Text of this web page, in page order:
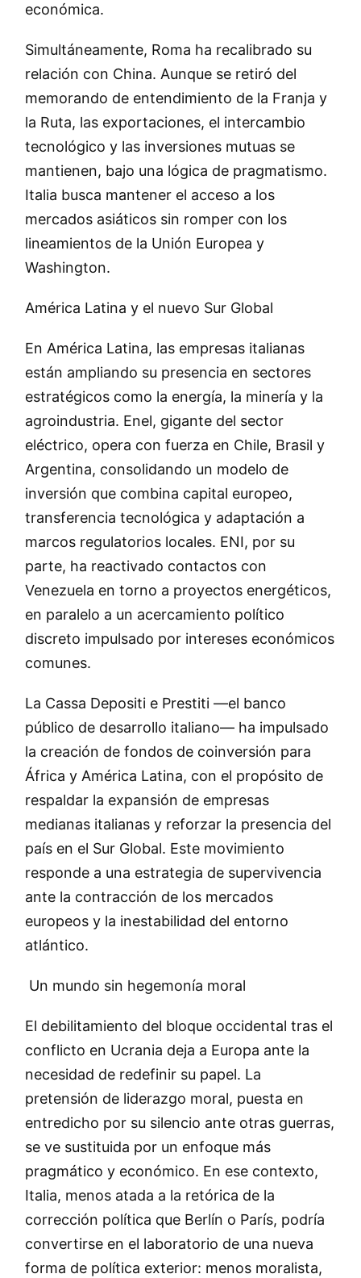
económica.
Simultáneamente, Roma ha recalibrado su
relación con China. Aunque se retiró del
memorando de entendimiento de la Franja y
la Ruta, las exportaciones, el intercambio
tecnológico y las inversiones mutuas se
mantienen, bajo una lógica de pragmatismo.
Italia busca mantener el acceso a los
mercados asiáticos sin romper con los
lineamientos de la Unión Europea y
Washington.
América Latina y el nuevo Sur Global
En América Latina, las empresas italianas
están ampliando su presencia en sectores
estratégicos como la energía, la minería y la
agroindustria. Enel, gigante del sector
eléctrico, opera con fuerza en Chile, Brasil y
Argentina, consolidando un modelo de
inversión que combina capital europeo,
transferencia tecnológica y adaptación a
marcos regulatorios locales. ENI, por su
parte, ha reactivado contactos con
Venezuela en torno a proyectos energéticos,
en paralelo a un acercamiento político
discreto impulsado por intereses económicos
comunes.
La Cassa Depositi e Prestiti —el banco
público de desarrollo italiano— ha impulsado
la creación de fondos de coinversión para
África y América Latina, con el propósito de
respaldar la expansión de empresas
medianas italianas y reforzar la presencia del
país en el Sur Global. Este movimiento
responde a una estrategia de supervivencia
ante la contracción de los mercados
europeos y la inestabilidad del entorno
atlántico.
Un mundo sin hegemonía moral
El debilitamiento del bloque occidental tras el
conflicto en Ucrania deja a Europa ante la
necesidad de redefinir su papel. La
pretensión de liderazgo moral, puesta en
entredicho por su silencio ante otras guerras,
se ve sustituida por un enfoque más
pragmático y económico. En ese contexto,
Italia, menos atada a la retórica de la
corrección política que Berlín o París, podría
convertirse en el laboratorio de una nueva
forma de política exterior: menos moralista,